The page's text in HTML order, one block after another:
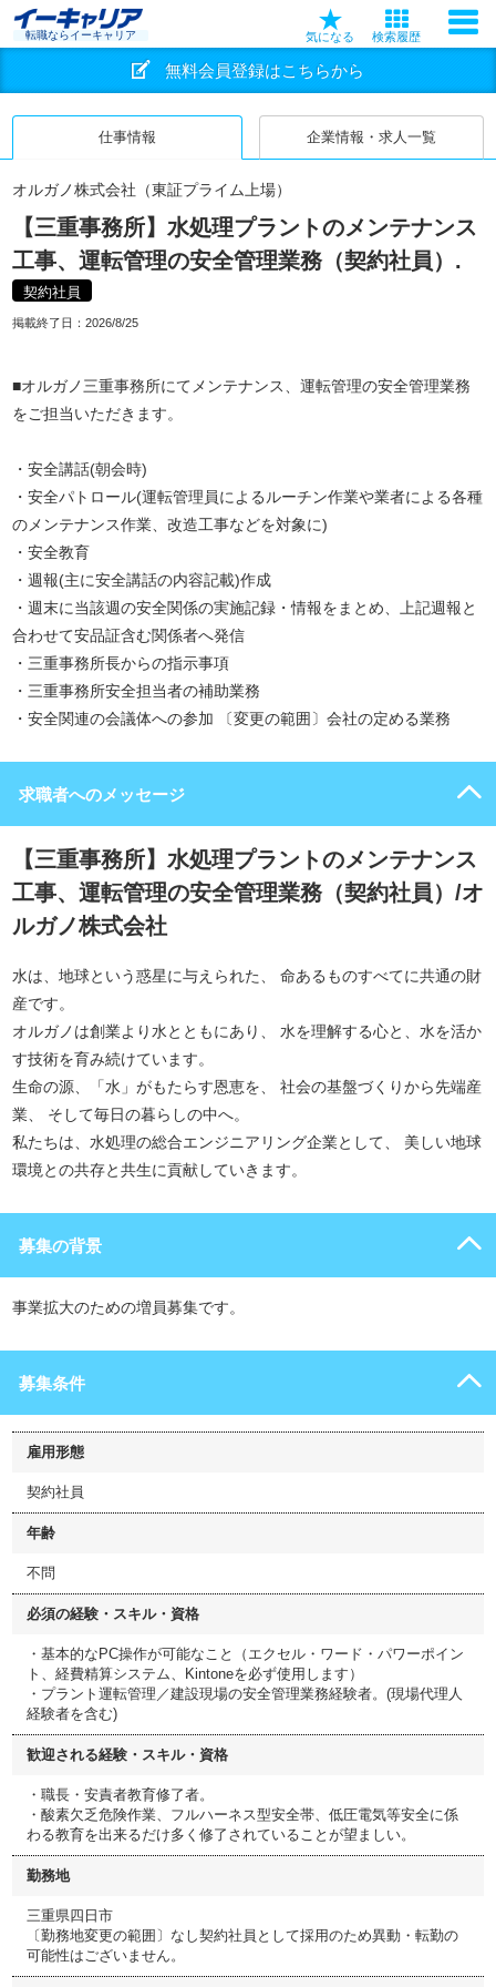
転職ならイーキャリア 気になる 検索履歴
無料会員登録はこちらから
仕事情報 企業情報・求人一覧
オルガノ株式会社（東証プライム上場）
【三重事務所】水処理プラントのメンテナンス
工事、運転管理の安全管理業務（契約社員）.
契約社員
掲載終了日： 2026/8/25
■オルガノ三重事務所にてメンテナンス、運転管理の安全管理業務
をご担当いただきます。
・安全講話(朝会時)
・安全パトロール(運転管理員によるルーチン作業や業者による各種
のメンテナンス作業、改造工事などを対象に)
・安全教育
・週報(主に安全講話の内容記載)作成
・週末に当該週の安全関係の実施記録・情報をまとめ、上記週報と
合わせて安品証含む関係者へ発信
・三重事務所長からの指示事項
・三重事務所安全担当者の補助業務
・安全関連の会議体への参加 〔変更の範囲〕会社の定める業務
求職者へのメッセージ
【三重事務所】水処理プラントのメンテナンス
工事、運転管理の安全管理業務（契約社員）/オ
ルガノ株式会社
水は、地球という惑星に与えられた、 命あるものすべてに共通の財
産です。
オルガノは創業より水とともにあり、 水を理解する心と、水を活か
す技術を育み続けています。
生命の源、「水」がもたらす恩恵を、 社会の基盤づくりから先端産
業、 そして毎日の暮らしの中へ。
私たちは、水処理の総合エンジニアリング企業として、 美しい地球
環境との共存と共生に貢献していきます。
募集の背景
事業拡大のための増員募集です。
募集条件
雇用形態
契約社員
年齢
不問
必須の経験・スキル・資格
・基本的なPC操作が可能なこと（エクセル・ワード・パワーポイン
ト、経費精算システム、Kintoneを必ず使用します）
・プラント運転管理／建設現場の安全管理業務経験者。(現場代理人
経験者を含む)
歓迎される経験・スキル・資格
・職長・安責者教育修了者。
・酸素欠乏危険作業、フルハーネス型安全帯、低圧電気等安全に係
わる教育を出来るだけ多く修了されていることが望ましい。
勤務地
三重県四日市
〔勤務地変更の範囲〕なし契約社員として採用のため異動・転勤の
可能性はございません。